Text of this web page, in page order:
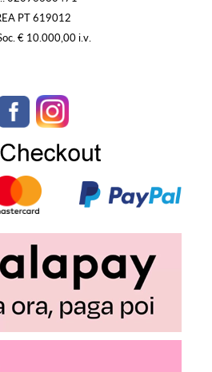
PT 619012
€ 10.000,00 i.v.